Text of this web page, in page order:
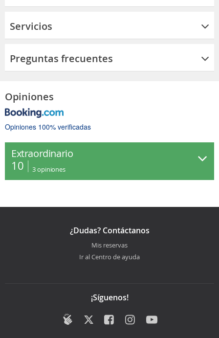
Servicios
Preguntas frecuentes
Opiniones
Opiniones 100% verificadas
Extraordinario
10 3 opiniones
¿Dudas? Contáctanos
Mis reservas
Ir al Centro de ayuda
¡Síguenos!